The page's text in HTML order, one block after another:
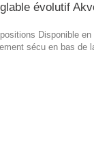
évolutif
Disponible
sécu en bas de